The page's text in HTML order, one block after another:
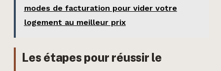
modes de facturation pour vider votre
logement au meilleur prix
Les étapes pour réussir le